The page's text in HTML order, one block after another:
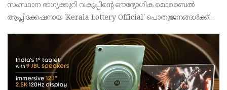
സംസ്ഥാന ഭാഗ്യക്കുറി വകുപ്പിന്റെ ഔദ്യോഗിക മൊബൈൽ
ആപ്ലിക്കേഷനായ 'Kerala Lottery Official' പൊതുജനങ്ങൾക്ക്
അഞ്ജു കെ എസ് അറിയിച്ചു.